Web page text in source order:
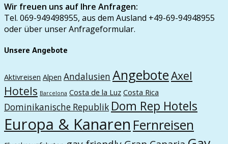
Wir freuen uns auf Ihre Anfragen:
Tel. 069-949498955, aus dem Ausland +49-69-94948955
oder über unser Anfrageformular.
Unsere Angebote
Aktivreisen Alpen Andalusien AngeboteAxel
Hotels Barcelona Costa de la Luz Costa Rica
Dominikanische Republik Dom Rep Hotels
Europa & Kanaren Fernreisen